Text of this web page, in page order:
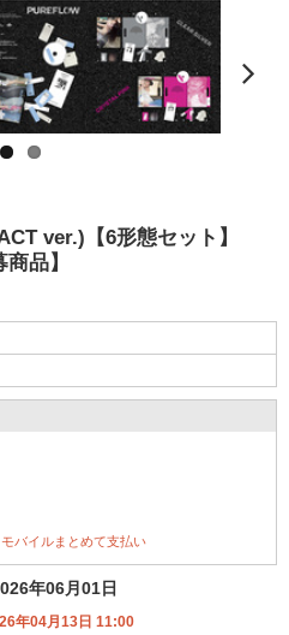
ver.)【6形態セット】
品】
バイルまとめて支払い
年06月01日
年04月13日 11:00